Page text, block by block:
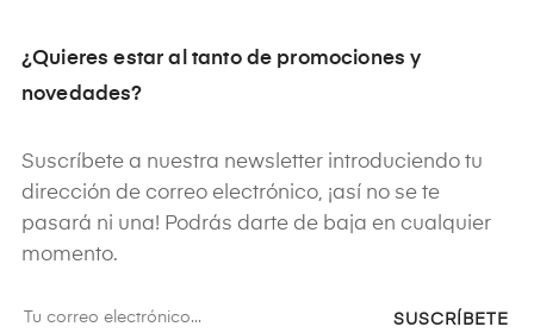
¿Quieres estar al tanto de promociones y
novedades?
Suscríbete a nuestra newsletter introduciendo tu
dirección de correo electrónico, ¡así no se te
pasará ni una! Podrás darte de baja en cualquier
momento.
SUSCRÍBETE